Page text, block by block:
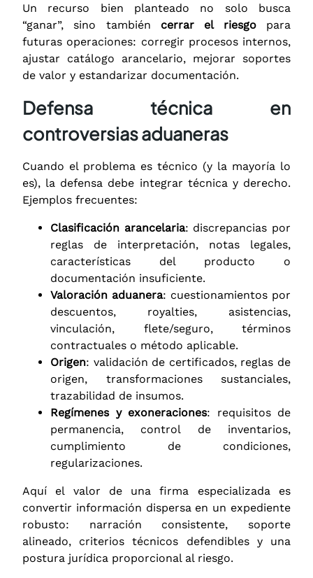
Un recurso bien planteado no solo busca
“ganar”, sino también cerrar el riesgopara
futuras operaciones: corregir procesos internos,
ajustar catálogo arancelario, mejorar soportes
de valor y estandarizar documentación.
Defensa técnica en
controversias aduaneras
Cuando el problema es técnico (y la mayoría lo
es), la defensa debe integrar técnica y derecho.
Ejemplos frecuentes:
Clasificación arancelaria: discrepancias por
reglas de interpretación, notas legales,
características del producto o
documentación insuficiente.
Valoración aduanera: cuestionamientos por
descuentos, royalties, asistencias,
vinculación, flete/seguro, términos
contractuales o método aplicable.
Origen: validación de certificados, reglas de
origen, transformaciones sustanciales,
trazabilidad de insumos.
Regímenes y exoneraciones: requisitos de
permanencia, control de inventarios,
cumplimiento de condiciones,
regularizaciones.
Aquí el valor de una firma especializada es
convertir información dispersa en un expediente
robusto: narración consistente, soporte
alineado, criterios técnicos defendibles y una
postura jurídica proporcional al riesgo.